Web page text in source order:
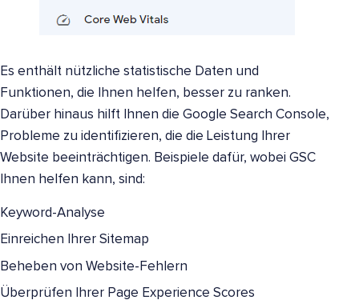
Es enthält nützliche statistische Daten und
Funktionen, die Ihnen helfen, besser zu ranken.
Darüber hinaus hilft Ihnen die Google Search Console,
Probleme zu identifizieren, die die Leistung Ihrer
Website beeinträchtigen. Beispiele dafür, wobei GSC
Ihnen helfen kann, sind:
Keyword-Analyse
Einreichen Ihrer Sitemap
Beheben von Website-Fehlern
Überprüfen Ihrer Page Experience Scores